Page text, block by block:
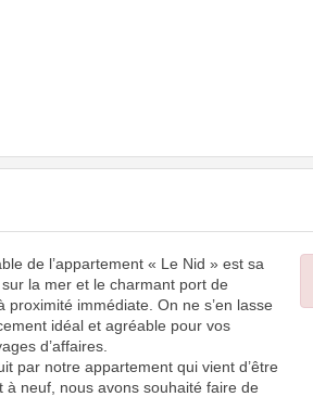
de l’appartement « Le Nid » est sa
la mer et le charmant port de
proximité immédiate. On ne s’en lasse
idéal et agréable pour vos
d’affaires.
par notre appartement qui vient d’être
à neuf, nous avons souhaité faire de